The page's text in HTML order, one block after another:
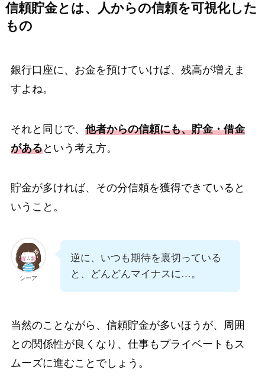
信頼貯金とは、人からの信頼を可視化した
もの
銀行口座に、お金を預けていけば、残高が増えま
すよね。
それと同じで、 他者からの信頼にも、貯金・借金
があるという考え方。
貯金が多ければ、その分信頼を獲得できていると
いうこと。
シーア
逆に、いつも期待を裏切っている
と、どんどんマイナスに…。
当然のことながら、信頼貯金が多いほうが、周囲
との関係性が良くなり、仕事もプライベートもス
ムーズに進むことでしょう。